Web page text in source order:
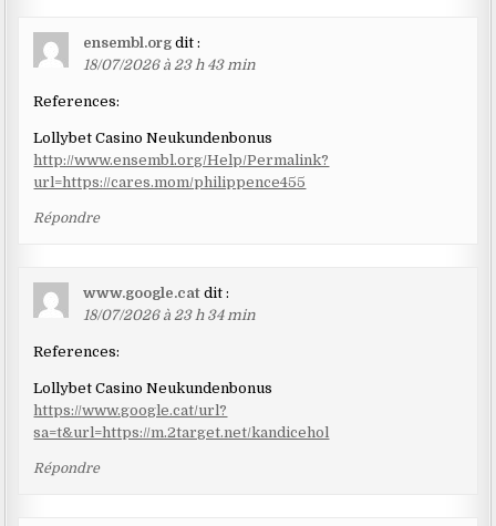
ensembl.org dit :
18/07/2026 à 23 h 43 min
References:
Lollybet Casino Neukundenbonus
http://www.ensembl.org/Help/Permalink?
url=https://cares.mom/philippence455
Répondre
www.google.cat dit :
18/07/2026 à 23 h 34 min
References:
Lollybet Casino Neukundenbonus
https://www.google.cat/url?
sa=t&url=https://m.2target.net/kandicehol
Répondre